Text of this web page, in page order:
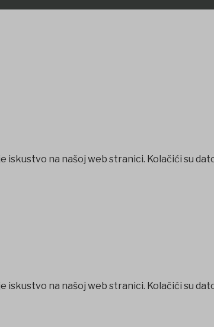
iskustvo na našoj web stranici. Kolačići su
iskustvo na našoj web stranici. Kolačići su